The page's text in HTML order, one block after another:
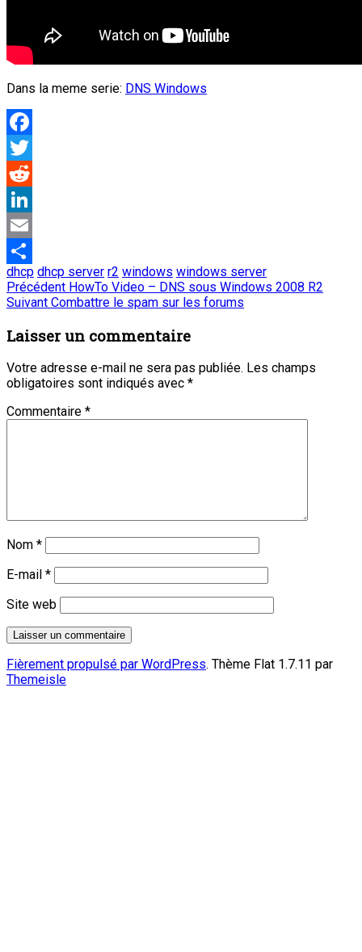
Dans la meme serie: DNS Windows
Facebook
Twitter
Reddit
LinkedIn
Email
Partager
dhcp dhcp server r2 windows windows server
Navigation
de
l’article
Précédent Article
précédent
HowTo Video – DNS sous Windows 2008 R2
Suivant Article
:
Combattre le spam sur les forums
Laisser un commentaire
Votre adresse e-mail ne sera pas publiée. Les champs
obligatoires sont indiqués avec *
Commentaire *
Nom *
E-mail *
Site web
Fièrement propulsé par WordPress. Thème Flat 1.7.11 par
Themeisle